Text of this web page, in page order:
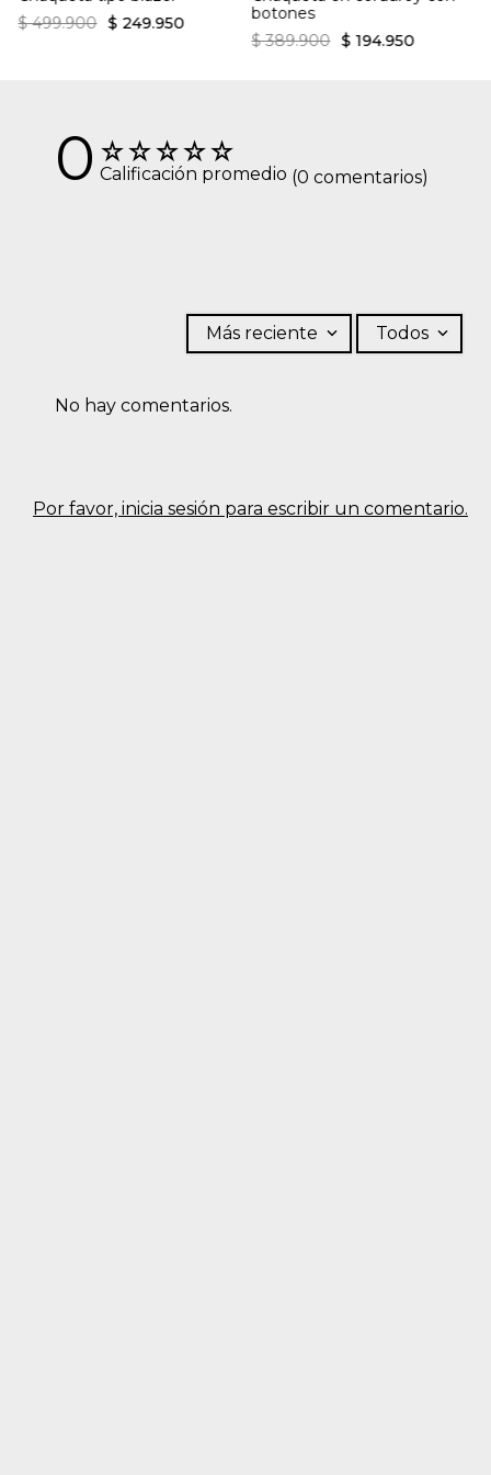
$ 499.900 $ 249.950
botones
$ 389.900 $ 194.950
☆☆☆☆☆
0 Calificación promedio (0 comentarios)
Por favor, inicia sesión para escribir un comentario.
Más reciente Todos
No hay comentarios.